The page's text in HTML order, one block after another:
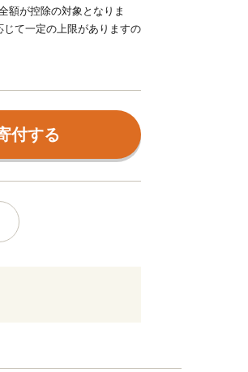
額が控除の対象となりま
て一定の上限がありますの
付する